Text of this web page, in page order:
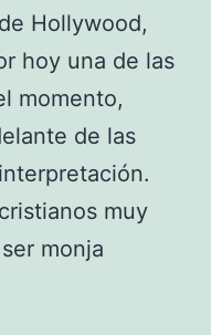
Hollywood,
hoy una de las
momento,
de las
muy
monja